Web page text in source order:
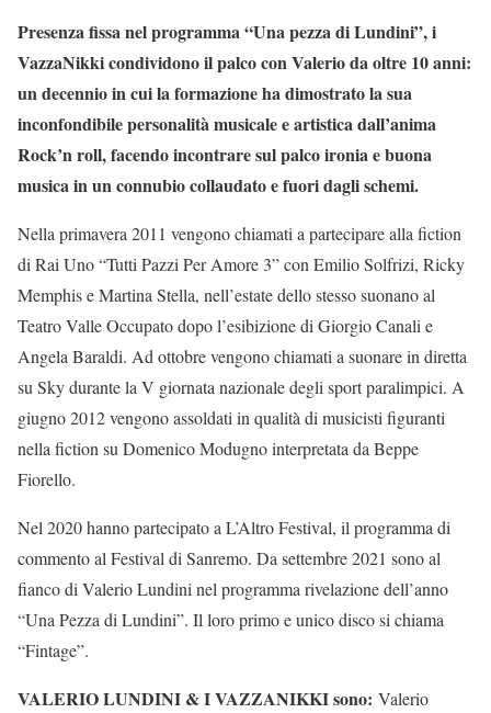
Presenza fissa nel programma “Una pezza di Lundini”, i
VazzaNikki condividono il palco con Valerio da oltre 10 anni:
un decennio in cui la formazione ha dimostrato la sua
inconfondibile personalità musicale e artistica dall’anima
Rock’n roll, facendo incontrare sul palco ironia e buona
musica in un connubio collaudato e fuori dagli schemi.
Nella primavera 2011 vengono chiamati a partecipare alla fiction
di Rai Uno “Tutti Pazzi Per Amore 3” con Emilio Solfrizi, Ricky
Memphis e Martina Stella, nell’estate dello stesso suonano al
Teatro Valle Occupato dopo l’esibizione di Giorgio Canali e
Angela Baraldi. Ad ottobre vengono chiamati a suonare in diretta
su Sky durante la V giornata nazionale degli sport paralimpici. A
giugno 2012 vengono assoldati in qualità di musicisti figuranti
nella fiction su Domenico Modugno interpretata da Beppe
Fiorello.
Nel 2020 hanno partecipato a L’Altro Festival, il programma di
commento al Festival di Sanremo. Da settembre 2021 sono al
fianco di Valerio Lundini nel programma rivelazione dell’anno
“Una Pezza di Lundini”. Il loro primo e unico disco si chiama
“Fintage”.
VALERIO LUNDINI & I VAZZANIKKI sono: Valerio